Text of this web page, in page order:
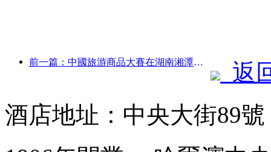
前一篇：中國旅游商品大賽在湖南湘潭成功舉辦
返
酒店地址：中央大街89